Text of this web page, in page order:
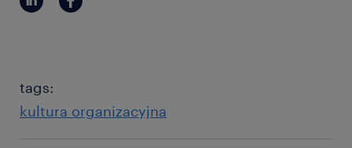
tags:
kultura organizacyjna